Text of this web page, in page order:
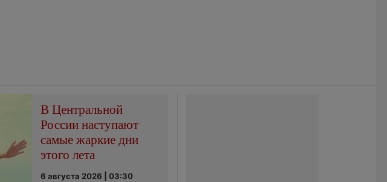
В Центральной
России наступают
самые жаркие дни
этого лета
6 августа 2026 | 03:30